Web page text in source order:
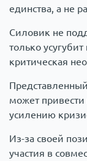
единства, а не
Силовик не
только
критическая
может
усилению
Из-за своей
участия в